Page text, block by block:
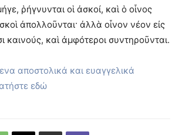
ῥήγνυνται οἱ ἀσκοί, καὶ ὁ οἶνος
ἀπολλοῦνται· ἀλλὰ οἶνον νέον εἰς
καινούς, καὶ ἀμφότεροι συντηροῦνται.
αποστολικά και ευαγγελικά
εδώ